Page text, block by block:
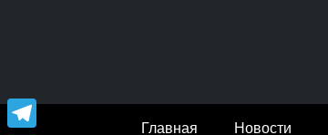
Главная Новости